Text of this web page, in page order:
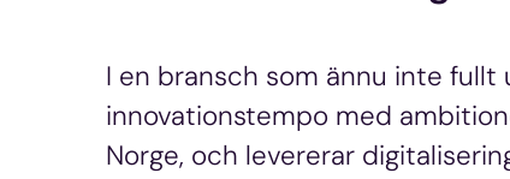
I en bransch som ännu inte
innovationstempo med
Norge, och levererar